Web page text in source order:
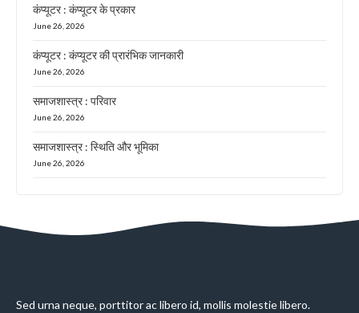
कंप्यूटर : कंप्यूटर के प्रकार
June 26, 2026
कंप्यूटर : कंप्यूटर की प्रारंभिक जानकारी
June 26, 2026
समाजशास्त्र : परिवार
June 26, 2026
समाजशास्त्र : स्थिति और भूमिका
June 26, 2026
Sed urna neque, porttitor ac libero id, mollis molestie libero.